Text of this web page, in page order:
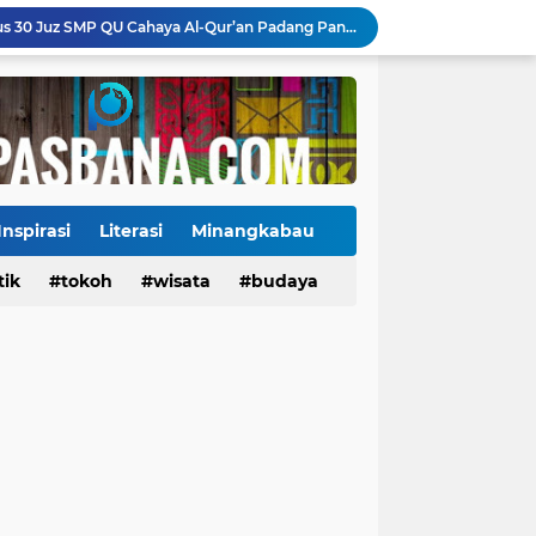
Gowes Siti Nurbaya Adventure-X Genap Satu Dekade, 3.000 Pesepeda Rayakan HJK Padang ke-357
Penguatan Infrastruktur dan Alat Kesehatan
Jalan Sungai Rumbai Timur–Blok D Sitiung II Mulai Diaspal, Akhiri Belasan Tahun Rusak
Ketua Baru KONI Payakumbuh Hadapi Ujian Cepat, Porprov 2026 Jadi Pembuktian
Saham yang Berpotensi Naik 10x
Jaga Furniture Interiormu
Literasi Minangkabau
Tokoh budaya kuliner
tokoh wisata budaya